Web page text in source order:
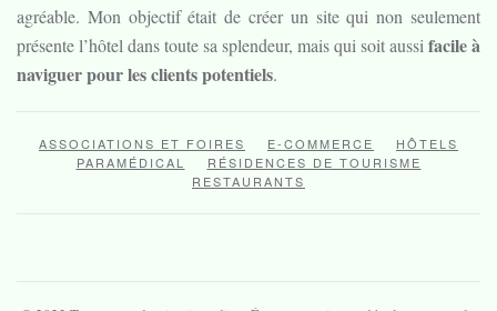
agréable. Mon objectif était de créer un site qui non seulement
présente l’hôtel dans toute sa splendeur, mais qui soit aussi facile à
naviguer pour les clients potentiels.
ASSOCIATIONS ET FOIRES E-COMMERCE
HÔTELS
PARAMÉDICAL
RÉSIDENCES DE TOURISME
RESTAURANTS